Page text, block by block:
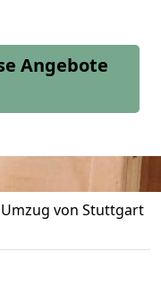
Angebote
Umzug von Stuttgart